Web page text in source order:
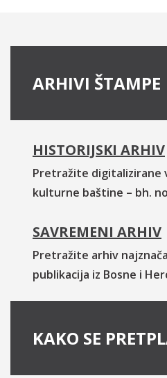
ARHIVI ŠTAMPE
HISTORIJSKI ARHIV
Pretražite digitalizirane
kulturne baštine – bh.
SAVREMENI ARHIV
Pretražite arhiv
publikacija iz Bosne i
KAKO SE